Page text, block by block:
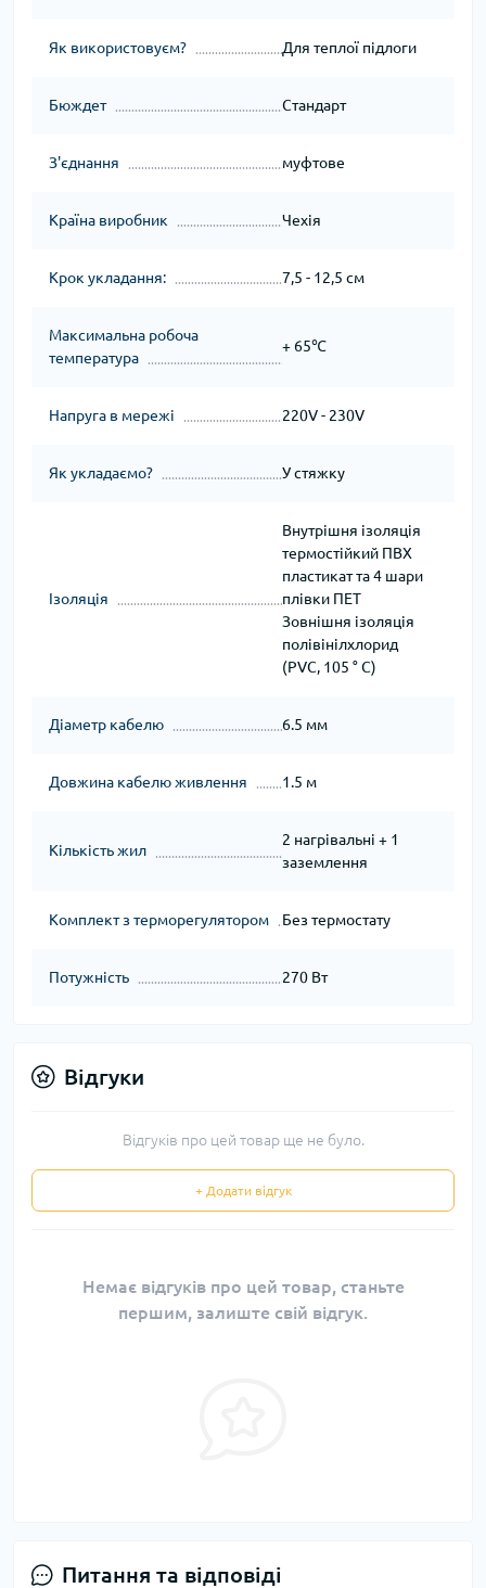
Як використовуєм? Для теплої підлоги
Бюждет Стандарт
З'єднання муфтове
Країна виробник Чехія
Крок укладання: 7,5 - 12,5 см
Максимальна робоча
температура
+ 65℃
Напруга в мережі 220V - 230V
Як укладаємо? У стяжку
Ізоляція
Внутрішня ізоляція
термостійкий ПВХ
пластикат та 4 шари
плівки ПЕТ
Зовнішня ізоляція
полівінілхлорид
(PVC, 105 ° C)
Діаметр кабелю 6.5 мм
Довжина кабелю живлення 1.5 м
Кількість жил
2 нагрівальні + 1
заземлення
Комплект з терморегулятором Без термостату
Потужність 270 Вт
Відгуки
Відгуків про цей товар ще не було.
+ Додати відгук
Немає відгуків про цей товар, станьте
першим, залиште свій відгук.
Питання та відповіді